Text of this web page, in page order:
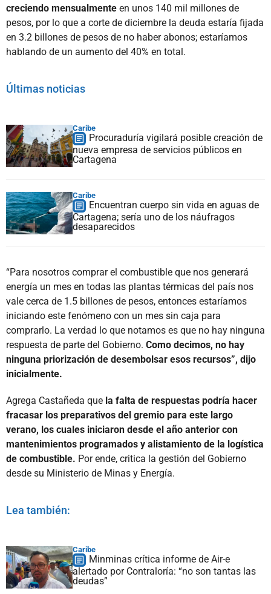
creciendo mensualmente en unos 140 mil millones de
pesos, por lo que a corte de diciembre la deuda estaría fijada
en 3.2 billones de pesos de no haber abonos; estaríamos
hablando de un aumento del 40% en total.
Últimas noticias
Caribe
Procuraduría vigilará posible creación de
nueva empresa de servicios públicos en
Cartagena
Caribe
Encuentran cuerpo sin vida en aguas de
Cartagena; sería uno de los náufragos
desaparecidos
“Para nosotros comprar el combustible que nos generará
energía un mes en todas las plantas térmicas del país nos
vale cerca de 1.5 billones de pesos, entonces estaríamos
iniciando este fenómeno con un mes sin caja para
comprarlo. La verdad lo que notamos es que no hay ninguna
respuesta de parte del Gobierno. Como decimos, no hay
ninguna priorización de desembolsar esos recursos”, dijo
inicialmente.
Agrega Castañeda que la falta de respuestas podría hacer
fracasar los preparativos del gremio para este largo
verano, los cuales iniciaron desde el año anterior con
mantenimientos programados y alistamiento de la logística
de combustible. Por ende, critica la gestión del Gobierno
desde su Ministerio de Minas y Energía.
Lea también:
Caribe
Minminas crítica informe de Air-e
alertado por Contraloría: “no son tantas las
deudas”